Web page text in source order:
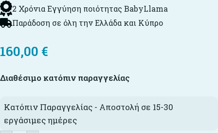
2 Χρόνια Εγγύηση ποιότητας BabyLlama
Παράδοση σε όλη την Ελλάδα και Κύπρο
160,00 €
Διαθέσιμο κατόπιν παραγγελίας
Κατόπιν Παραγγελίας - Αποστολή σε 15-30
εργάσιμες ημέρες